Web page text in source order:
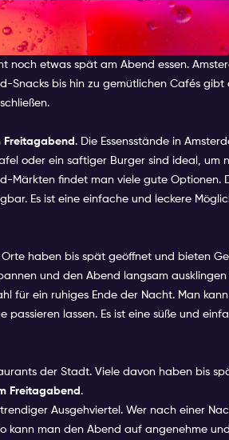
am
noch etwas spät am Abend essen.
Snacks bis hin zu gemütlichen Cafés gibt
Freitagabend . Die Essensstände in
oder ein saftiger Burger sind ideal, um
Märkten findet man viele gute Optionen.
Es ist eine einfache und leckere
haben bis spät geöffnet und bieten
und den Abend langsam
für ein ruhiges Ende der Nacht. Man
lassen. Es ist eine süße und
der Stadt. Viele davon haben bis
Freitagabend .
Ausgehviertel. Wer nach einer
kann man den Abend auf angenehme